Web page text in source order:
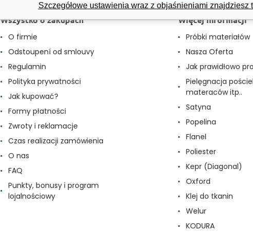
Wszystko o zakupach
O firmie
Odstoupení od smlouvy
Regulamin
Polityka prywatności
Jak kupować?
Formy płatności
Zwroty i reklamacje
Czas realizacji zamówienia
O nas
FAQ
Punkty, bonusy i program
lojalnościowy
Więcej informacji
Próbki materiałów
Nasza Oferta
Jak prawidłowo
Pielęgnacja
materaców itp..
Satyna
Popelina
Flanel
Poliester
Kepr (Diagonal)
Oxford
Klej do tkanin
Welur
KODURA
Szczegółowe ustawienia wraz z objaśnieniami znajdziesz